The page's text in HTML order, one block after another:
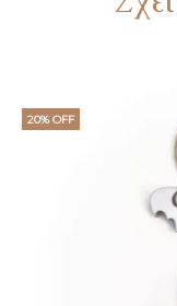
20% OFF